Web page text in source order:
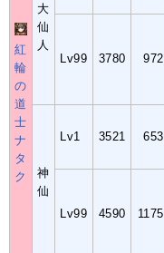
紅
輪
の
道
士
ナ
タ
ク
大
仙
人
Lv99 3780 972
神
仙
Lv1 3521 653
Lv99 4590 1175